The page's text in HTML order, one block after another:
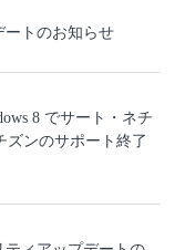
ートのお知らせ
8 でサート・ネチ
ンのサポート終了